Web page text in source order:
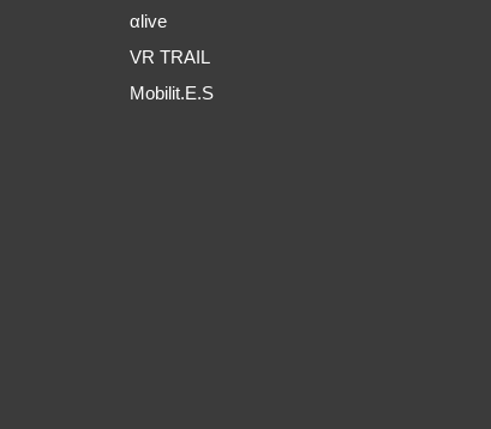
αlive
VR TRAIL
Mobilit.E.S